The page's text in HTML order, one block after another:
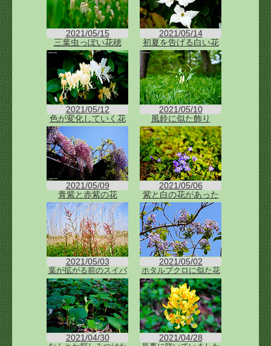
2021/05/15
三葉虫っぽい花穂
2021/05/14
初夏を告げる白い花
2021/05/12
色が変化していく花
2021/05/10
風鈴に似た飾り
2021/05/09
青紫と赤紫の花
2021/05/06
紫と白の花があった
2021/05/03
葉が拡がる前のスイバ
2021/05/02
ホタルブクロに似た花
2021/04/30 2021/04/28